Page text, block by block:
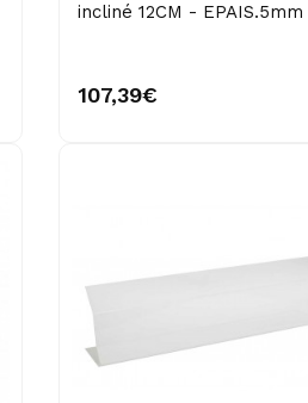
incliné 12CM - EPAIS.5mm
107,39€